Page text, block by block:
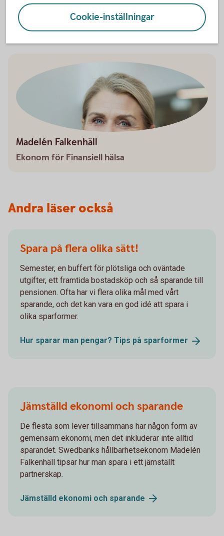
Utgiftskollen - ett digitaltverktyg
Madelén Falkenhäll
Ekonom för Finansiell hälsa
Andra läser också
Spara på flera olika sätt!
Semester, en buffert för plötsliga och oväntade
utgifter, ett framtida bostadsköp och så sparande till
pensionen. Ofta har vi flera olika mål med vårt
sparande, och det kan vara en god idé att spara i
olika sparformer.
Hur sparar man pengar? Tips på sparformer
Jämställd ekonomi och sparande
De flesta som lever tillsammans har någon form av
gemensam ekonomi, men det inkluderar inte alltid
sparandet. Swedbanks hållbarhetsekonom Madelén
Falkenhäll tipsar hur man spara i ett jämställt
partnerskap.
Jämställd ekonomi och sparande
Cookie-inställningar